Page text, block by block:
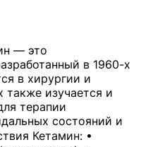
— это
в 1960-х
в хирургии и
также изучается и
терапии
состояний и
Кетамин: •